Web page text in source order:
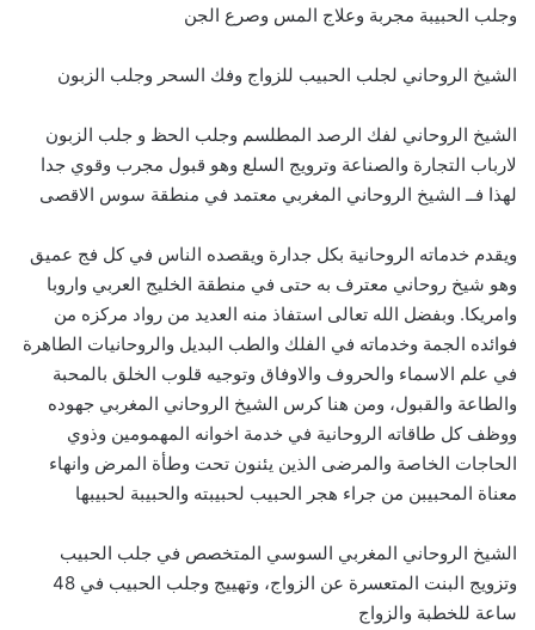
وجلب الحبيبة مجربة وعلاج المس وصرع الجن
الشيخ الروحاني لجلب الحبيب للزواج وفك السحر وجلب الزبون
الشيخ الروحاني لفك الرصد المطلسم وجلب الحظ و جلب الزبون
لارباب التجارة والصناعة وترويج السلع وهو قبول مجرب وقوي جدا
لهذا فــ الشيخ الروحاني المغربي معتمد في منطقة سوس الاقصى
ويقدم خدماته الروحانية بكل جدارة ويقصده الناس في كل فج عميق
وهو شيخ روحاني معترف به حتى في منطقة الخليج العربي واروبا
وامريكا. وبفضل الله تعالى استفاذ منه العديد من رواد مركزه من
فوائده الجمة وخدماته في الفلك والطب البديل والروحانيات الطاهرة
في علم الاسماء والحروف والاوفاق وتوجيه قلوب الخلق بالمحبة
والطاعة والقبول، ومن هنا كرس الشيخ الروحاني المغربي جهوده
ووظف كل طاقاته الروحانية في خدمة اخوانه المهمومين وذوي
الحاجات الخاصة والمرضى الذين يئنون تحت وطأة المرض وانهاء
معناة المحبيبن من جراء هجر الحبيب لحبيبته والحبيبة لحبيبها
الشيخ الروحاني المغربي السوسي المتخصص في جلب الحبيب
وتزويج البنت المتعسرة عن الزواج، وتهييج وجلب الحبيب في 48
ساعة للخطبة والزواج